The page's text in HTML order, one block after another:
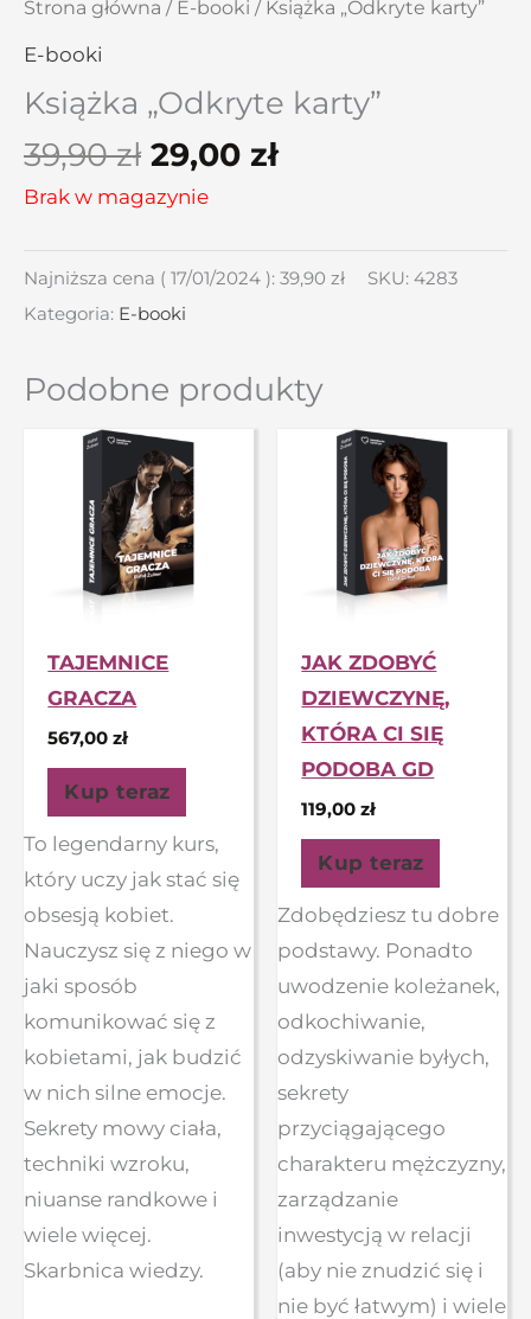
Strona główna / E-booki / Książka „Odkryte karty”
E-booki
Książka „Odkryte karty”
39,90zł 29,00 zł
Brak w magazynie
Najniższa cena ( 17/01/2024 ): 39,90 zł SKU: 4283
Kategoria: E-booki
Podobne produkty
TAJEMNICE
GRACZA
567,00zł
Kup teraz
To legendarny kurs,
który uczy jak stać się
obsesją kobiet.
Nauczysz się z niego w
jaki sposób
komunikować się z
kobietami, jak budzić
w nich silne emocje.
Sekrety mowy ciała,
techniki wzroku,
niuanse randkowe i
wiele więcej.
Skarbnica wiedzy.
JAK ZDOBYĆ
DZIEWCZYNĘ,
KTÓRA CI SIĘ
PODOBA GD
119,00zł
Kup teraz
Zdobędziesz tu dobre
podstawy. Ponadto
uwodzenie koleżanek,
odkochiwanie,
odzyskiwanie byłych,
sekrety
przyciągającego
charakteru mężczyzny,
zarządzanie
inwestycją w relacji
(aby nie znudzić się i
nie być łatwym) i wiele